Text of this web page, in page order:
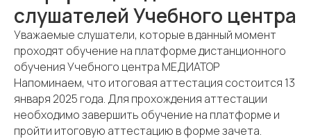
слушателей Учебного центра
Уважаемые слушатели, которые в данный момент
проходят обучение на платформе дистанционного
обучения Учебного центра МЕДИАТОР
Напоминаем, что итоговая аттестация состоится 13
января 2025 года. Для прохождения аттестации
необходимо завершить обучение на платформе и
пройти итоговую аттестацию в форме зачета.